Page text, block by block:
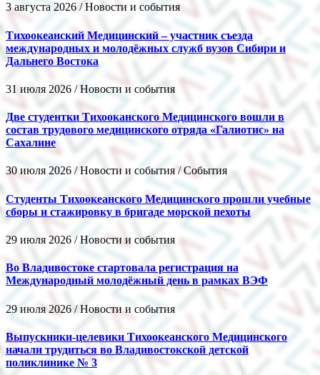
3 августа 2026 / Новости и события
Тихоокеанский Медицинский – участник съезда
международных и молодёжных служб вузов Сибири и
Дальнего Востока
31 июля 2026 / Новости и события
Две студентки Тихооканского Медицинского вошли в
состав трудового медицинского отряда «Галиотис» на
Сахалине
30 июля 2026 / Новости и события / События
Студенты Тихоокеанского Медицинского прошли учебные
сборы и стажировку в бригаде морской пехоты
29 июля 2026 / Новости и события
Во Владивостоке стартовала регистрация на
Международный молодёжный день в рамках ВЭФ
29 июля 2026 / Новости и события
Выпускники-целевики Тихоокеанского Медицинского
начали трудиться во Владивостокской детской
поликлинике № 3